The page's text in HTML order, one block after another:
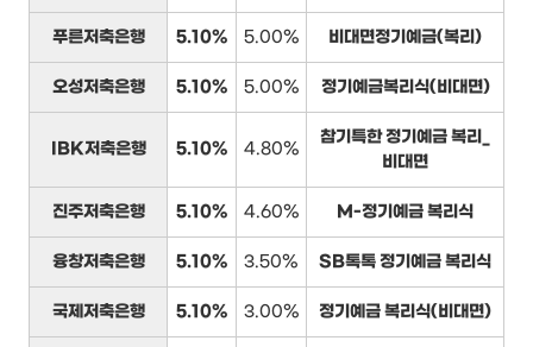
푸른저축은행 5.10% 5.00% 비대면정기예금(복리)
오성저축은행 5.10% 5.00% 정기예금복리식(비대면)
IBK저축은행 5.10% 4.80%
참기특한 정기예금 복리_
비대면
진주저축은행 5.10% 4.60% M-정기예금 복리식
융창저축은행 5.10% 3.50% SB톡톡 정기예금 복리식
국제저축은행 5.10% 3.00% 정기예금 복리식(비대면)